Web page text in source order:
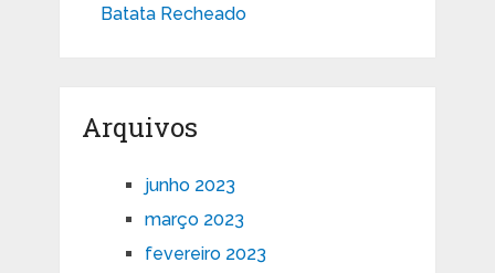
Batata Recheado
Arquivos
junho 2023
março 2023
fevereiro 2023